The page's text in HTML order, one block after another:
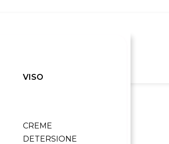
VISO
CREME
DETERSIONE